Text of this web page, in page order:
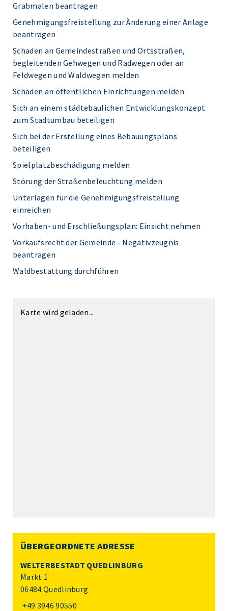
Grabmalen beantragen
Genehmigungsfreistellung zur Änderung einer Anlage
beantragen
Schaden an Gemeindestraßen und Ortsstraßen,
begleitenden Gehwegen und Radwegen oder an
Feldwegen und Waldwegen melden
Schäden an öffentlichen Einrichtungen melden
Sich an einem städtebaulichen Entwicklungskonzept
zum Stadtumbau beteiligen
Sich bei der Erstellung eines Bebauungsplans
beteiligen
Spielplatzbeschädigung melden
Störung der Straßenbeleuchtung melden
Unterlagen für die Genehmigungsfreistellung
einreichen
Vorhaben- und Erschließungsplan: Einsicht nehmen
Vorkaufsrecht der Gemeinde - Negativzeugnis
beantragen
Waldbestattung durchführen
Karte wird geladen...
ÜBERGEORDNETE ADRESSE
WELTERBESTADT QUEDLINBURG
Markt 1
06484 Quedlinburg
+49 3946 90550